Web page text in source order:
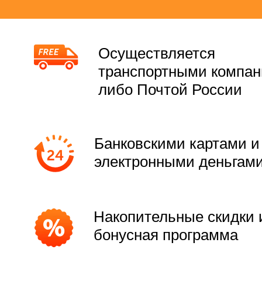
Осуществляется
транспортными
либо Почтой России
Банковскими картами и
электронными
Накопительные скидки
бонусная программа